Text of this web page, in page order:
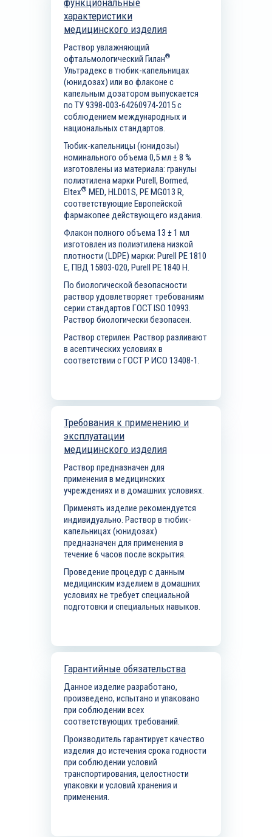
функциональные
характеристики
медицинского изделия
Раствор увлажняющий
офтальмологический Гилан®
Ультрадекс в тюбик-капельницах
(юнидозах) или во флаконе с
капельным дозатором выпускается
по ТУ 9398-003-64260974-2015 с
соблюдением международных и
национальных стандартов.
Тюбик-капельницы (юнидозы)
номинального объема 0,5 мл ± 8 %
изготовлены из материала: гранулы
полиэтилена марки Purell, Bormed,
Eltex® MED, HLD01S, PEMG013 R,
соответствующие Европейской
фармакопее действующего издания.
Флакон полного объема 13 ± 1 мл
изготовлен из полиэтилена низкой
плотности (LDPE) марки: Purell PE 1810
E, ПВД 15803-020, Purell PE 1840 H.
По биологической безопасности
раствор удовлетворяет требованиям
серии стандартов ГОСТISO 10993.
Раствор биологически безопасен.
Раствор стерилен. Раствор разливают
в асептических условиях в
соответствии с ГОСТ Р ИСО 13408-1.
Требования к применению и
эксплуатации
медицинского изделия
Раствор предназначен для
применения в медицинских
учреждениях и в домашних условиях.
Применять изделие рекомендуется
индивидуально. Раствор в тюбик-
капельницах (юнидозах)
предназначен для применения в
течение 6 часов после вскрытия.
Проведение процедур с данным
медицинским изделием в домашних
условиях не требует специальной
подготовки и специальных навыков.
Гарантийные обязательства
Данное изделие разработано,
произведено, испытано и упаковано
при соблюдении всех
соответствующих требований.
Производитель гарантирует качество
изделия до истечения срока годности
при соблюдении условий
транспортирования, целостности
упаковки и условий хранения и
применения.